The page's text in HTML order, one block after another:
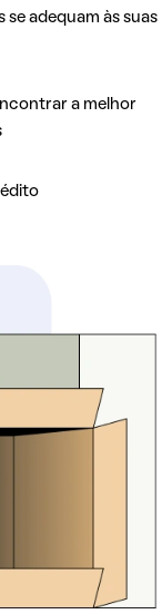
se adequam às suas
a melhor